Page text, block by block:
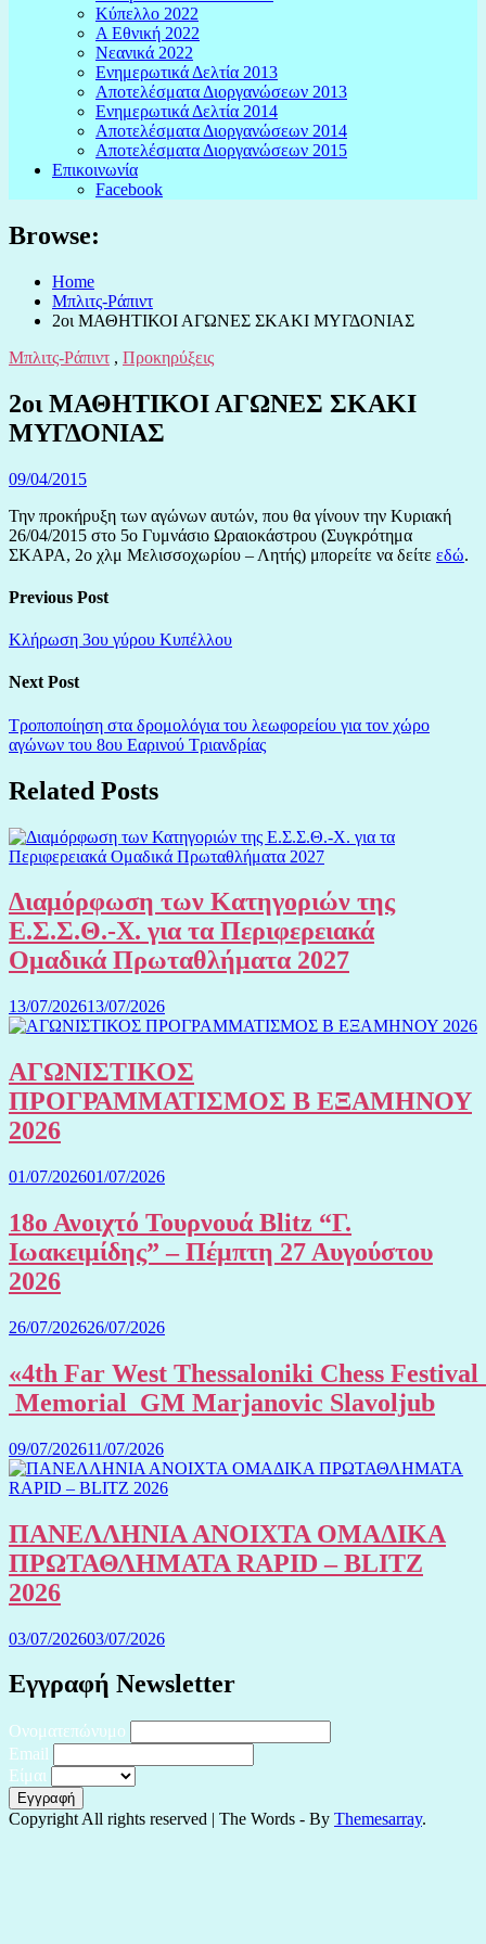
Κύπελλο 2022
Α Εθνική 2022
Νεανικά 2022
Ενημερωτικά Δελτία 2013
Αποτελέσματα Διοργανώσεων 2013
Ενημερωτικά Δελτία 2014
Αποτελέσματα Διοργανώσεων 2014
Αποτελέσματα Διοργανώσεων 2015
Επικοινωνία
Facebook
Browse:
Home
Μπλιτς-Ράπιντ
2οι ΜΑΘΗΤΙΚΟΙ ΑΓΩΝΕΣ ΣΚΑΚΙ ΜΥΓΔΟΝΙΑΣ
Μπλιτς-Ράπιντ , Προκηρύξεις
2οι ΜΑΘΗΤΙΚΟΙ ΑΓΩΝΕΣ ΣΚΑΚΙ
ΜΥΓΔΟΝΙΑΣ
09/04/2015
Την προκήρυξη των αγώνων αυτών, που θα γίνουν την Κυριακή
26/04/2015 στο 5ο Γυμνάσιο Ωραιοκάστρου (Συγκρότημα
ΣΚΑΡΑ, 2ο χλμ Μελισσοχωρίου – Λητής) μπορείτε να δείτε εδώ.
Previous Post
Κλήρωση 3ου γύρου Κυπέλλου
Next Post
Τροποποίηση στα δρομολόγια του λεωφορείου για τον χώρο
αγώνων του 8ου Εαρινού Τριανδρίας
Related Posts
Διαμόρφωση των Κατηγοριών της
Ε.Σ.Σ.Θ.-Χ. για τα Περιφερειακά
Ομαδικά Πρωταθλήματα 2027
13/07/202613/07/2026
ΑΓΩΝΙΣΤΙΚΟΣ
ΠΡΟΓΡΑΜΜΑΤΙΣΜΟΣ Β ΕΞΑΜΗΝΟΥ
2026
01/07/202601/07/2026
18ο Ανοιχτό Τουρνουά Blitz “Γ.
Ιωακειμίδης” – Πέμπτη 27 Αυγούστου
2026
26/07/202626/07/2026
«4th Far West Thessaloniki Chess Festival
Memorial GM Marjanovic Slavoljub
09/07/202611/07/2026
ΠΑΝΕΛΛΗΝΙΑ ΑΝΟΙΧΤΑ ΟΜΑΔΙΚΑ
ΠΡΩΤΑΘΛΗΜΑΤΑ RAPID – BLITZ
2026
03/07/202603/07/2026
Εγγραφή Newsletter
Ονοματεπώνυμο
Email
Είμαι
Copyright All rights reserved | The Words - By Themesarray.